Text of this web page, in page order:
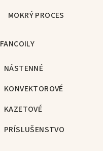
MOKRÝ PROCES
FANCOILY
NÁSTENNÉ
KONVEKTOROVÉ
KAZETOVÉ
PRÍSLUŠENSTVO